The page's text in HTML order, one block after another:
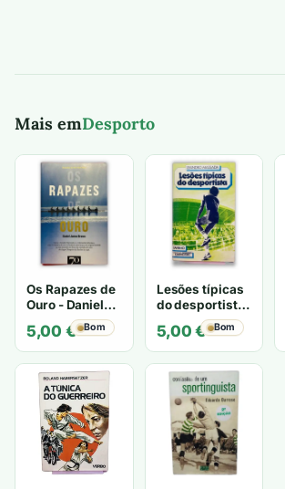
Mais emDesporto
Os Rapazes de
Ouro - Daniel
James Brown
5,00 € Bom
Lesões típicas
do desportista
- Leandro
Massada
5,00€ Bom